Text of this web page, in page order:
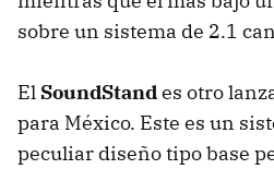
sobre un sistema de 2.1
El SoundStandes otro
para México. Este es un
peculiar diseño tipo base